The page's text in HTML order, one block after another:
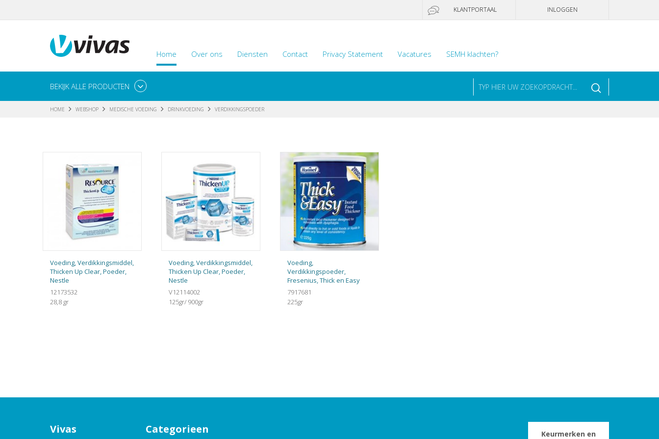
KLANTPORTAAL INLOGGEN
Home Over ons Diensten Contact Privacy Statement Vacatures SEMH klachten?
BEKIJK ALLE PRODUCTEN
HOME WEBSHOP MEDISCHE VOEDING DRINKVOEDING VERDIKKINGSPOEDER
Voeding, Verdikkingsmiddel,
Thicken Up Clear, Poeder,
Nestle
12173532
28,8 gr
Voeding, Verdikkingsmiddel,
Thicken Up Clear, Poeder,
Nestle
V12114002
125gr/ 900gr
Voeding,
Verdikkingspoeder,
Fresenius, Thick en Easy
7917681
225gr
Vivas Categorieen Keurmerken en